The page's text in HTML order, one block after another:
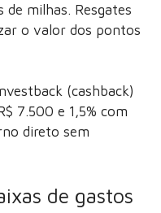
milhas. Resgates
o valor dos pontos
(cashback)
7.500 e 1,5% com
direto sem
de gastos